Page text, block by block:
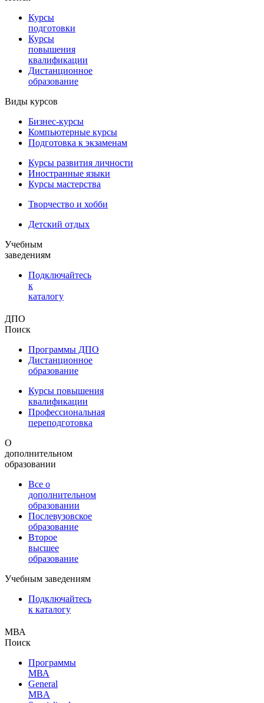
Курсы
подготовки
Курсы
повышения
квалификации
Дистанционное
образование
Виды курсов
Бизнес-курсы
Компьютерные курсы
Подготовка к экзаменам
Курсы развития личности
Иностранные языки
Курсы мастерства
Творчество и хобби
Детский отдых
Учебным
заведениям
Подключайтесь
к
каталогу
ДПО
Поиск
Программы ДПО
Дистанционное
образование
Курсы повышения
квалификации
Профессиональная
переподготовка
О
дополнительном
образовании
Все о
дополнительном
образовании
Послевузовское
образование
Второе
высшее
образование
Учебным заведениям
Подключайтесь
к каталогу
МВА
Поиск
Программы
МВА
General
MBA